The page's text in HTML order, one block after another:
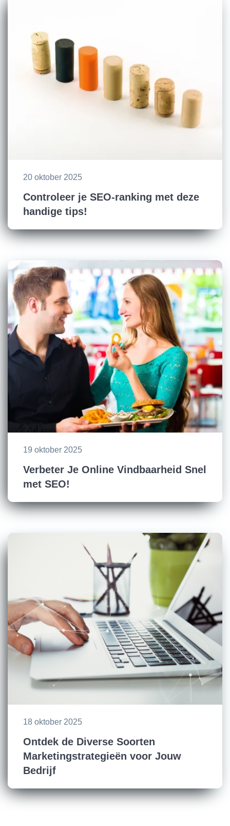
20 oktober 2025
Controleer je SEO-ranking met deze
handige tips!
19 oktober 2025
Verbeter Je Online Vindbaarheid Snel
met SEO!
18 oktober 2025
Ontdek de Diverse Soorten
Marketingstrategieën voor Jouw
Bedrijf